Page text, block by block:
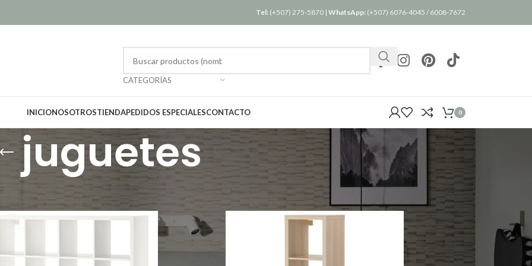
Tel: (+507) 275-5870 | WhatsApp: (+507) 6076-4045 /6008-7672
CATEGORÍAS
INICIONOSOTROSTIENDAPEDIDOS ESPECIALESCONTACTO 0
juguetes
Mostrar